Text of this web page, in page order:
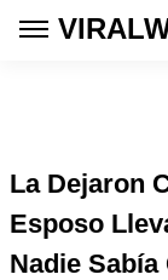
La Dejaron
Esposo
Nadie Sabía